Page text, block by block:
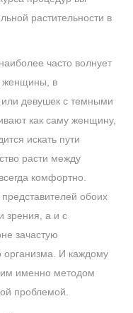
растительности в
часто волнует
женщины, в
или девушек с темными
как саму женщину,
искать пути
расти между
комфортно.
обоих
зрения, а и с
зачастую
организма. И каждому
именно методом
проблемой.